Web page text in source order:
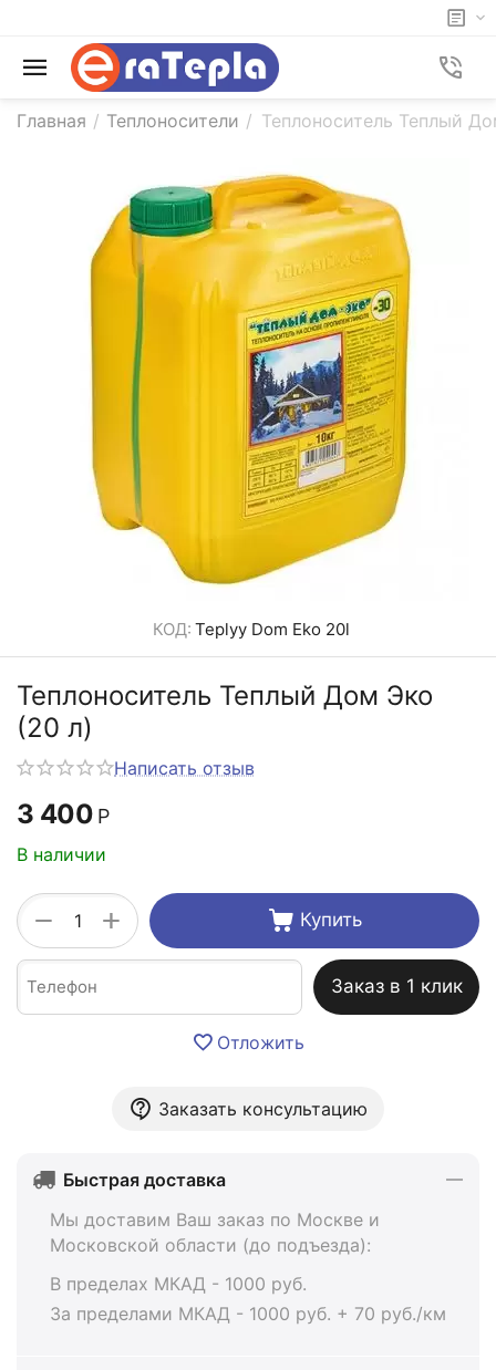
Главная / Теплоносители / Теплоноситель Теплый
КОД: Teplyy Dom Eko 20l
Теплоноситель Теплый Дом Эко
(20 л)
Написать отзыв
3 400 Р
В наличии
+
− Купить
Заказ в 1 клик
Отложить
Заказать консультацию
Быстрая доставка
Мы доставим Ваш заказ по Москве и
Московской области (до подъезда):
В пределах МКАД - 1000 руб.
За пределами МКАД - 1000 руб. + 70 руб./км